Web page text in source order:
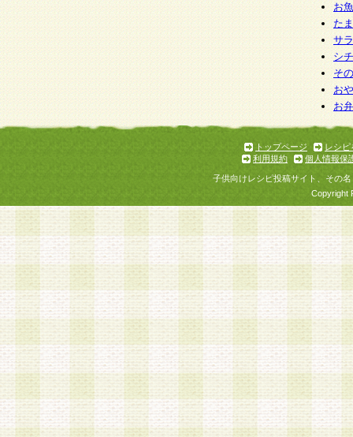
お
た
サ
シ
そ
お
お
トップページ
レシピ
利用規約
個人情報保
子供向けレシピ投稿サイト、その
Copyright